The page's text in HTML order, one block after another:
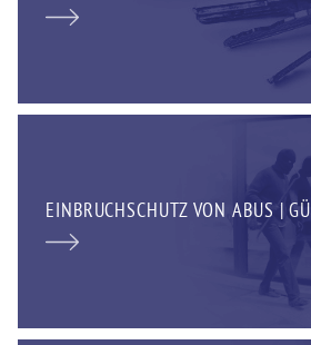
EINBRUCHSCHUTZ VON ABUS |